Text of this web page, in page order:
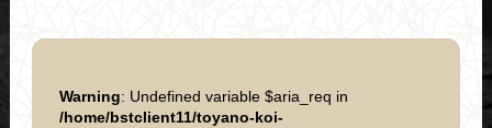
Warning: Undefined variable $aria_req in
/home/bstclient11/toyano-koi-